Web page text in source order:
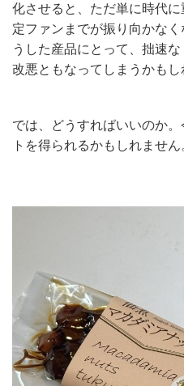
化させると、ただ単に時代
定ファンまでが振り向かな
うした産品にとって、拙速
改悪ともなってしまうかもし
では、どうすればいいのか
トを得られるかもしれません